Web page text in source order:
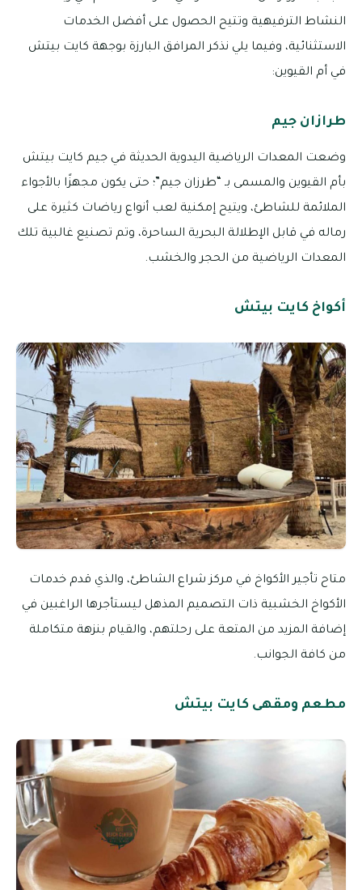
النشاط الترفيهية وتتيح الحصول على أفضل الخدمات
الاستثنائية، وفيما يلي نذكر المرافق البارزة بوجهة كايت بيتش
في أم القيوين:
طرازان جيم
وضعت المعدات الرياضية اليدوية الحديثة في جيم كايت بيتش
بأم القيوين والمسمى بـ “طرزان جيم”؛ حتى يكون مجهزًا بالأجواء
الملائمة للشاطئ، ويتيح إمكنية لعب أنواع رياضات كثيرة على
رماله في قابل الإطلالة البحرية الساحرة، وتم تصنيع غالبية تلك
المعدات الرياضية من الحجر والخشب.
أكواخ كايت بيتش
متاح تأجير الأكواخ في مركز شراع الشاطئ، والذي قدم خدمات
الأكواخ الخشبية ذات التصميم المذهل ليستأجرها الراغبين في
إضافة المزيد من المتعة على رحلتهم، والقيام بنزهة متكاملة
من كافة الجوانب.
مطعم ومقهى كايت بيتش